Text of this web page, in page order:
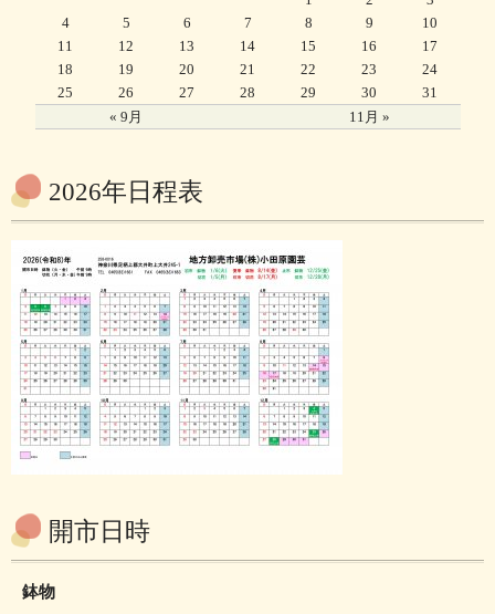
« 9月 11月 »
4
5 6 7 8 9
10
11
12 13 14 15 16
17
18
19 20 21 22 23
24
25
26 27 28 29 30 31
2026年日程表
開市日時
鉢物